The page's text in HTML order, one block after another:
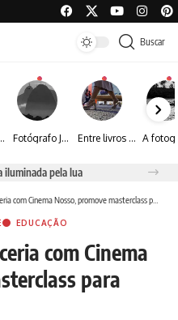
Buscar
e criatividade em arte contemporânea Fotógrafo José Roberto apresenta um olhar sensível sobre arquitetura, formas e luz na fotografia Entre livros e fotografia autoral, Sebastião Reis consolida uma trajetória marcada pelo olhar artístico
iluminada pela lua
Cinema Nosso, promove masterclass para jovens negras
EDUCAÇÃO
com Cinema
para